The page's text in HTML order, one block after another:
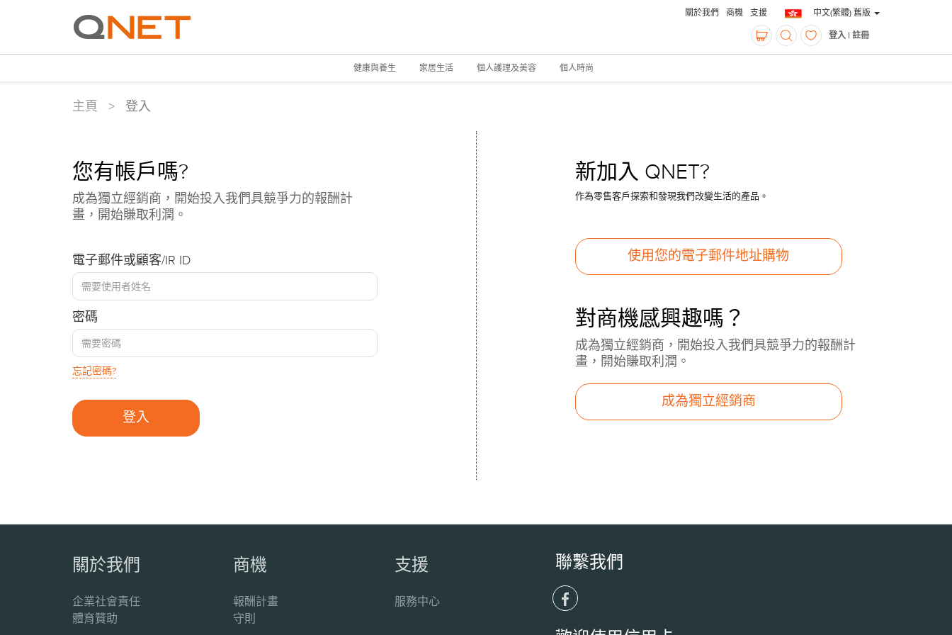
登入 | 註冊
中文(繁體) 舊版
關於我們 商機 支援
健康與養生 家居生活 個人護理及美容 個人時尚
主頁 > 登入
您有帳戶嗎?
成為獨立經銷商，開始投入我們具競爭力的報酬計
畫，開始賺取利潤。
電子郵件或顧客/IR ID
密碼
忘記密碼?
新加入 QNET?
作為零售客戶探索和發現我們改變生活的產品。
使用您的電子郵件地址購物
對商機感興趣嗎？
成為獨立經銷商，開始投入我們具競爭力的報酬計
畫，開始賺取利潤。
成為獨立經銷商
關於我們
企業社會責任
體育贊助
商機
報酬計畫
守則
支援
服務中心
聯繫我們